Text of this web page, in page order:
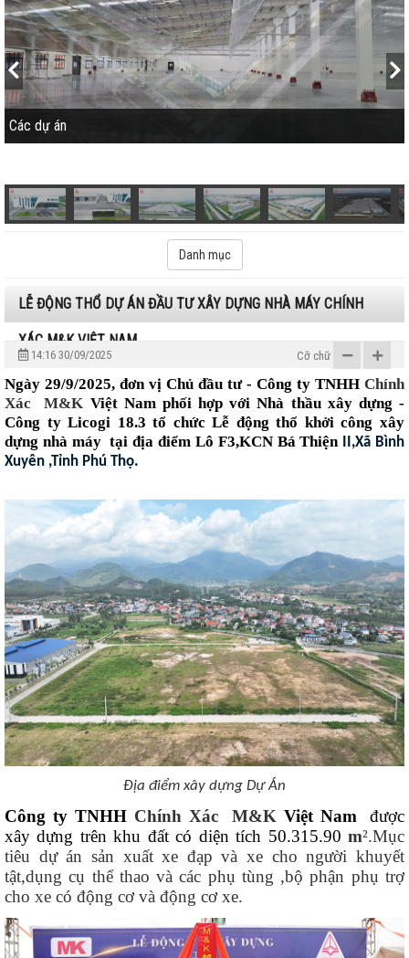
Các dự án
Danh mục
LỄ ĐỘNG THỔ DỰ ÁN ĐẦU TƯ XÂY DỰNG NHÀ MÁY CHÍNH
XÁC M&K VIỆT NAM
14:16 30/09/2025 Cỡ chữ
Ngày 29/9/2025, đơn vị Chủ đầu tư - Công ty TNHH Chính
Xác M&K Việt Nam phối hợp với Nhà thầu xây dựng -
Công ty Licogi 18.3 tổ chức Lễ động thổ khởi công xây
dựng nhà máy tại địa điểm Lô F3,KCN Bá Thiện
II,Xã Bình
Xuyên ,Tỉnh Phú Thọ.
Địa điểm xây dựng Dự Án
Công ty TNHH Chính Xác M&KViệt Nam
được
xây dựng trên khu đất có diện tích 50.315.90 m².Mục
tiêu dự án sản xuất xe đạp và xe cho người khuyết
tật,dụng cụ thể thao và các phụ tùng ,bộ phận phụ trợ
cho xe có động cơ và động cơ xe.